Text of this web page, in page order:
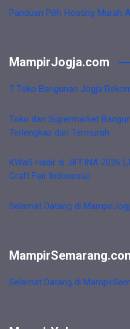
Panduan Pilih Hosting Murah
MampirJogja.com
7 Toko Bangunan Jogja
Toko dan Supermarket
Terlengkap dan Termurah
KWaS Hadir di JIFFINA 2026
Craft Fair Indonesia)
Selamat Datang di
Selamat Datang di